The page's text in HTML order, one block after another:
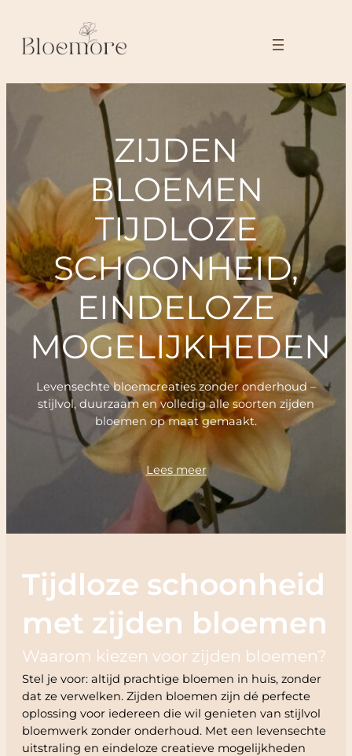
ZIJDEN
BLOEMEN
TIJDLOZE
SCHOONHEID,
EINDELOZE
MOGELIJKHEDEN
Levensechte bloemcreaties zonder onderhoud –
stijlvol, duurzaam en volledig alle soorten zijden
bloemen op maat gemaakt.
Lees meer
Tijdloze schoonheid
met zijden bloemen
Waarom kiezen voor zijden bloemen?
Stel je voor: altijd prachtige bloemen in huis, zonder
dat ze verwelken. Zijden bloemen zijn dé perfecte
oplossing voor iedereen die wil genieten van stijlvol
bloemwerk zonder onderhoud. Met een levensechte
uitstraling en eindeloze creatieve mogelijkheden